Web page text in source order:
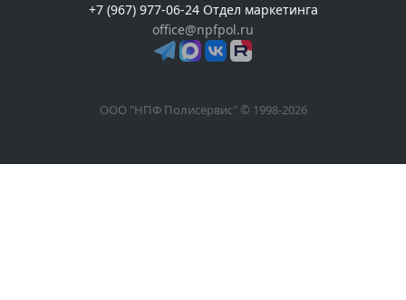
+7 (967) 977-06-24 Отдел маркетинга
office@npfpol.ru
ООО "НПФ Полисервис" © 1998-2026